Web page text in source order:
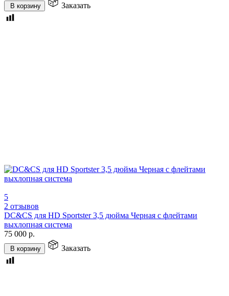
В корзину Заказать
5
2 отзывов
DC&CS для HD Sportster 3,5 дюйма Черная с флейтами
выхлопная система
75 000 р.
В корзину Заказать